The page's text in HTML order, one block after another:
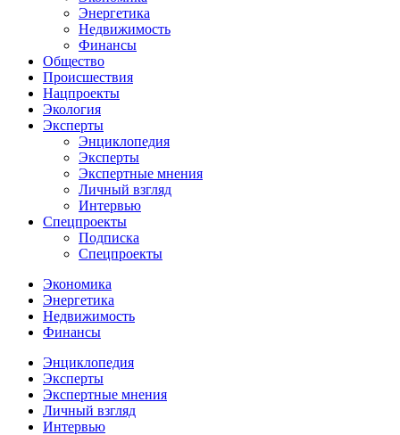
Энергетика
Недвижимость
Финансы
Общество
Происшествия
Нацпроекты
Экология
Эксперты
Энциклопедия
Эксперты
Экспертные мнения
Личный взгляд
Интервью
Спецпроекты
Подписка
Спецпроекты
Экономика
Энергетика
Недвижимость
Финансы
Энциклопедия
Эксперты
Экспертные мнения
Личный взгляд
Интервью